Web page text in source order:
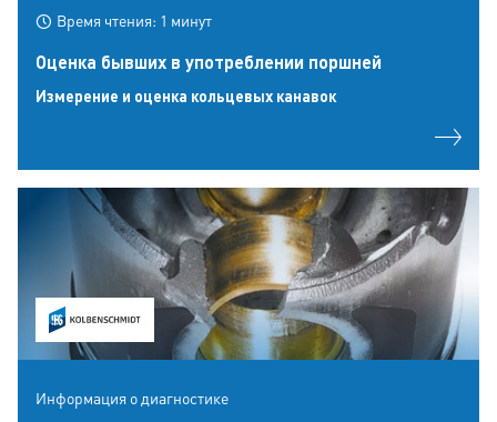
Время чтения: 1 минут
Оценка бывших в употреблении поршней
Измерение и оценка кольцевых канавок
Информация о диагностике